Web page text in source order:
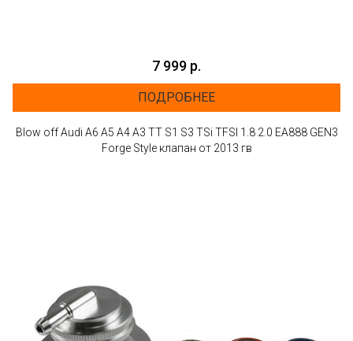
7 999 р.
ПОДРОБНЕЕ
Blow off Audi A6 A5 A4 A3 ТТ S1 S3 TSi TFSI 1.8 2.0 EA888 GEN3
Forge Style клапан от 2013 гв